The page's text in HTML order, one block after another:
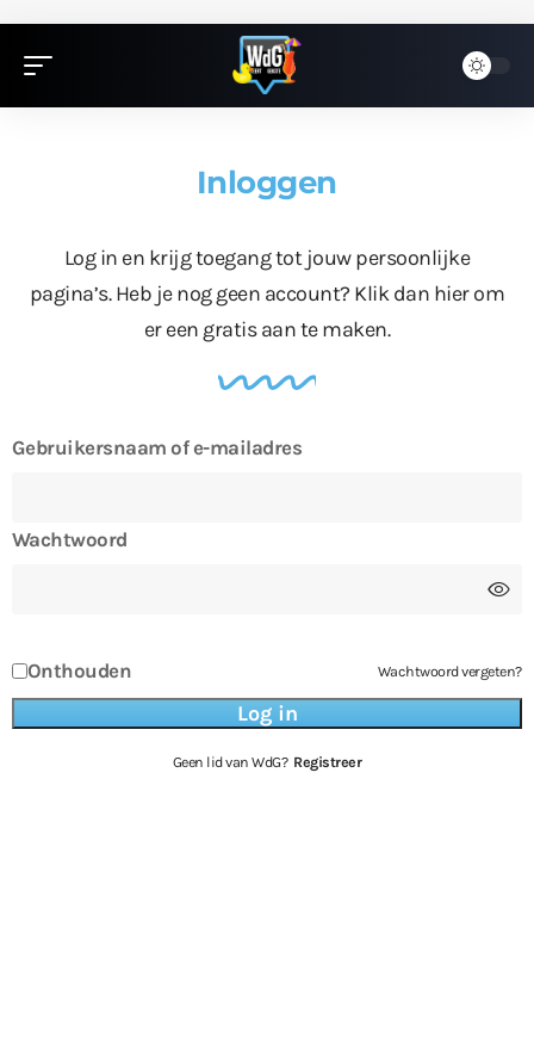
Inloggen
Log in en krijg toegang tot jouw persoonlijke
pagina’s. Heb je nog geen account? Klik dan hierom
er een gratis aan te maken.
Gebruikersnaam of e-mailadres
Wachtwoord
Onthouden Wachtwoord vergeten?
Geen lid van WdG? Registreer